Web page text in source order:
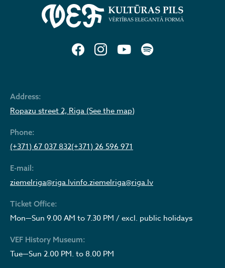
Address:
Ropazu street 2, Riga (See the map)
Phone:
(+371) 67 037 832(+371) 26 596 971
E-mail:
ziemelriga@riga.lvinfo.ziemelriga@riga.lv
Ticket Office:
Mon—Sun 9.00 AM to 7.30 PM / excl. public holidays
VEF History Museum:
Tue—Sun 2.00 PM. to 8.00 PM